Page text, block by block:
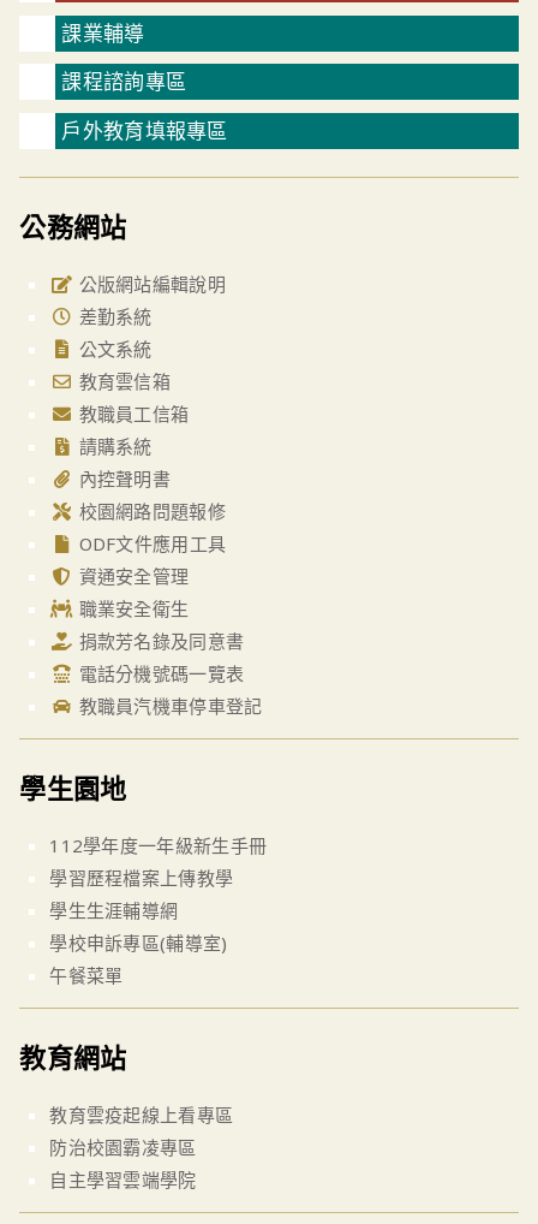
課業輔導
課程諮詢專區
戶外教育填報專區
公務網站
公版網站編輯說明
差勤系統
公文系統
教育雲信箱
教職員工信箱
請購系統
內控聲明書
校園網路問題報修
ODF文件應用工具
資通安全管理
職業安全衛生
捐款芳名錄及同意書
電話分機號碼一覽表
教職員汽機車停車登記
學生園地
112學年度一年級新生手冊
學習歷程檔案上傳教學
學生生涯輔導網
學校申訴專區(輔導室)
午餐菜單
教育網站
教育雲疫起線上看專區
防治校園霸凌專區
自主學習雲端學院